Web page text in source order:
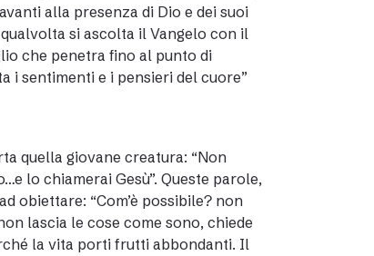
alla presenza di Dio e dei suoi
si ascolta il Vangelo con il
che penetra fino al punto di
i sentimenti e i pensieri del cuore”
quella giovane creatura: “Non
lo chiamerai Gesù”. Queste parole,
obiettare: “Com’è possibile? non
lascia le cose come sono, chiede
la vita porti frutti abbondanti. Il